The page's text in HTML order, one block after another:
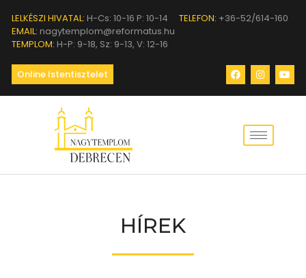
LELKÉSZI HIVATAL: H-Cs: 10-16 P: 10-14 TELEFON: +36-52/614-160
EMAIL: nagytemplom@reformatus.hu
TEMPLOM: H-P: 9-18, Sz: 9-13, V: 12-16
Online Istentisztelet
HÍREK